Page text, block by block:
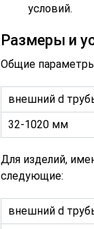
условий.
Размеры и
Общие
внешний d
32-1020 мм
Для изделий,
следующие:
внешний d